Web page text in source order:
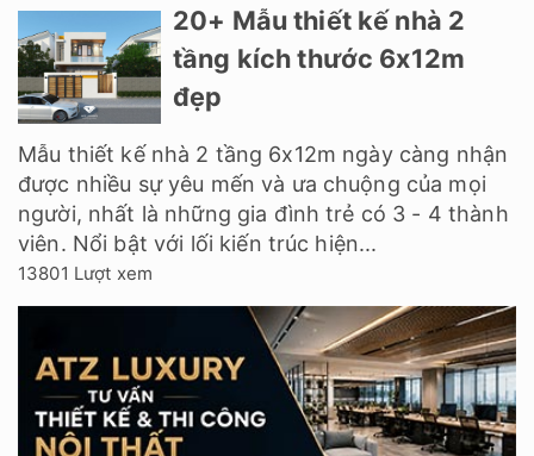
20+ Mẫu thiết kế nhà 2
tầng kích thước 6x12m
đẹp
Mẫu thiết kế nhà 2 tầng 6x12m ngày càng nhận
được nhiều sự yêu mến và ưa chuộng của mọi
người, nhất là những gia đình trẻ có 3 - 4 thành
viên. Nổi bật với lối kiến trúc hiện...
13801 Lượt xem